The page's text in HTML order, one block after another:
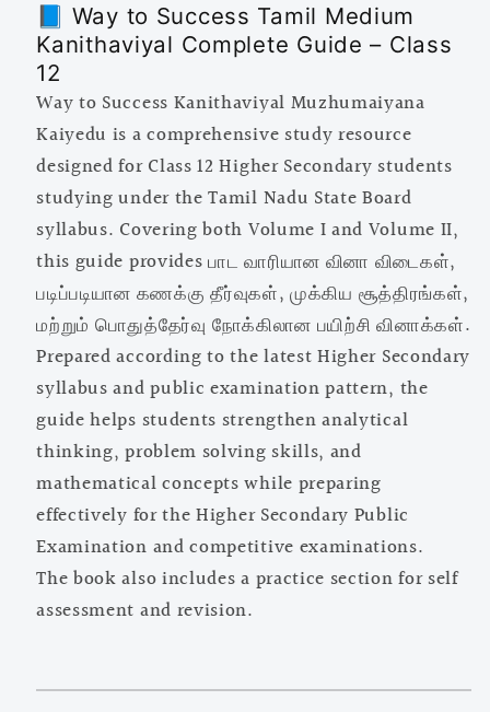
Volume
I
II
for
Class
12
(Higher
Secondary
Second
Year)
–
Tamil
Medium
Volume
I
II
Class
12
(Higher
Secondary
Second
Year)
–
Tamil
Medium
📘 Way to Success Tamil Medium
Kanithaviyal Complete Guide – Class
12
Way to Success Kanithaviyal Muzhumaiyana
Kaiyedu is a comprehensive study resource
designed for Class 12 Higher Secondary students
studying under the Tamil Nadu State Board
syllabus. Covering both Volume I and Volume II,
this guide provides பாட வாரியான வினா விடைகள்,
படிப்படியான கணக்கு தீர்வுகள், முக்கிய சூத்திரங்கள்,
மற்றும் பொதுத்தேர்வு நோக்கிலான பயிற்சி வினாக்கள்.
Prepared according to the latest Higher Secondary
syllabus and public examination pattern, the
guide helps students strengthen analytical
thinking, problem solving skills, and
mathematical concepts while preparing
effectively for the Higher Secondary Public
Examination and competitive examinations.
The book also includes a practice section for self
assessment and revision.